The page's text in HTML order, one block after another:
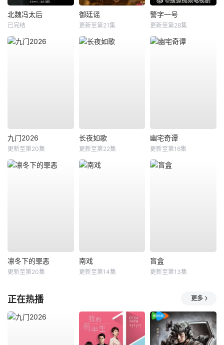
北魏冯太后
已完结
御廷谣
更新至第21集
警字一号
更新至第28集
九门2026
更新至第20集
长夜如歌
更新至第22集
幽宅奇谭
更新至第16集
凛冬下的罪恶
更新至第20集
南戏
更新至第14集
盲盒
更新至第13集
正在热播 更多